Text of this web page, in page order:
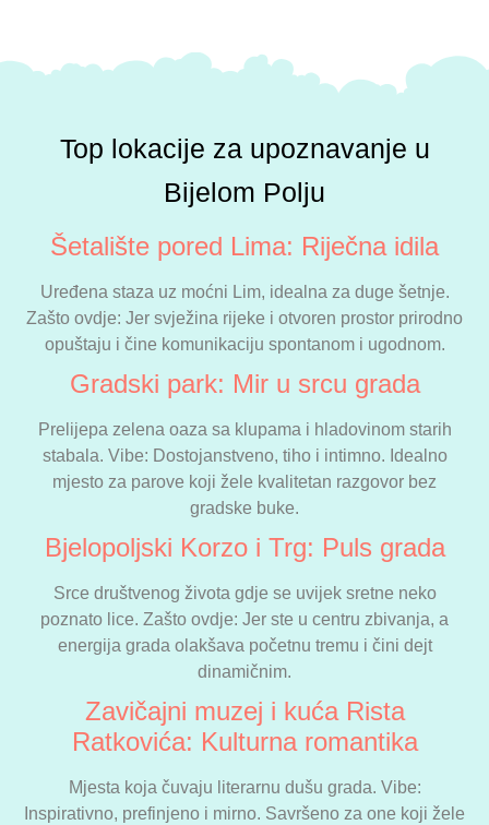
Top lokacije za upoznavanje u
Bijelom Polju
Šetalište pored Lima: Riječna idila
Uređena staza uz moćni Lim, idealna za duge šetnje.
Zašto ovdje: Jer svježina rijeke i otvoren prostor prirodno
opuštaju i čine komunikaciju spontanom i ugodnom.
Gradski park: Mir u srcu grada
Prelijepa zelena oaza sa klupama i hladovinom starih
stabala. Vibe: Dostojanstveno, tiho i intimno. Idealno
mjesto za parove koji žele kvalitetan razgovor bez
gradske buke.
Bjelopoljski Korzo i Trg: Puls grada
Srce društvenog života gdje se uvijek sretne neko
poznato lice. Zašto ovdje: Jer ste u centru zbivanja, a
energija grada olakšava početnu tremu i čini dejt
dinamičnim.
Zavičajni muzej i kuća Rista
Ratkovića: Kulturna romantika
Mjesta koja čuvaju literarnu dušu grada. Vibe:
Inspirativno, prefinjeno i mirno. Savršeno za one koji žele